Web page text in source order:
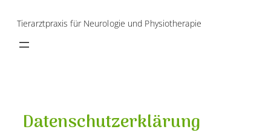
Tierarztpraxis für Neurologie und Physiotherapie
Datenschutzerklärung